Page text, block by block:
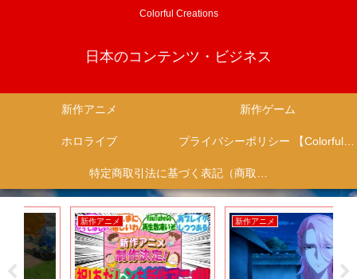
Colorful Creations
日本のコンテンツ・ビジネス
新作アニメ 新作ゲーム
ホロライブ プライバシーポリシー 【Colorful Creation】
特定商取引法に基づく表記（商取引に関する開示）
新作アニメ 新作アニメ